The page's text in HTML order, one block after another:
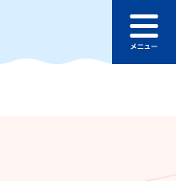
本文へ
ュ